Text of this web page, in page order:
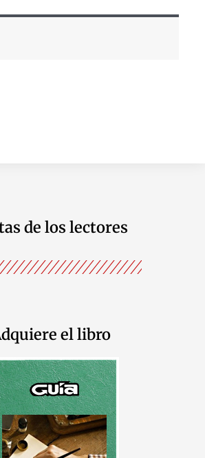
de los lectores
el libro